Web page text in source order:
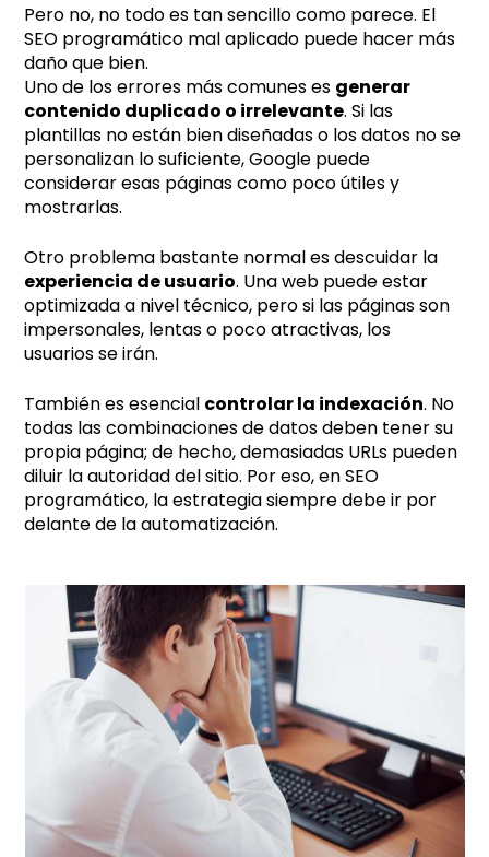
Pero no, no todo es tan sencillo como parece. El
SEO programático mal aplicado puede hacer más
daño que bien.
Uno de los errores más comunes es generar
contenido duplicado o irrelevante. Si las
plantillas no están bien diseñadas o los datos no se
personalizan lo suficiente, Google puede
considerar esas páginas como poco útiles y
mostrarlas.
Otro problema bastante normal es descuidar la
experiencia de usuario. Una web puede estar
optimizada a nivel técnico, pero si las páginas son
impersonales, lentas o poco atractivas, los
usuarios se irán.
También es esencial controlar la indexación. No
todas las combinaciones de datos deben tener su
propia página; de hecho, demasiadas URLs pueden
diluir la autoridad del sitio. Por eso, en SEO
programático, la estrategia siempre debe ir por
delante de la automatización.